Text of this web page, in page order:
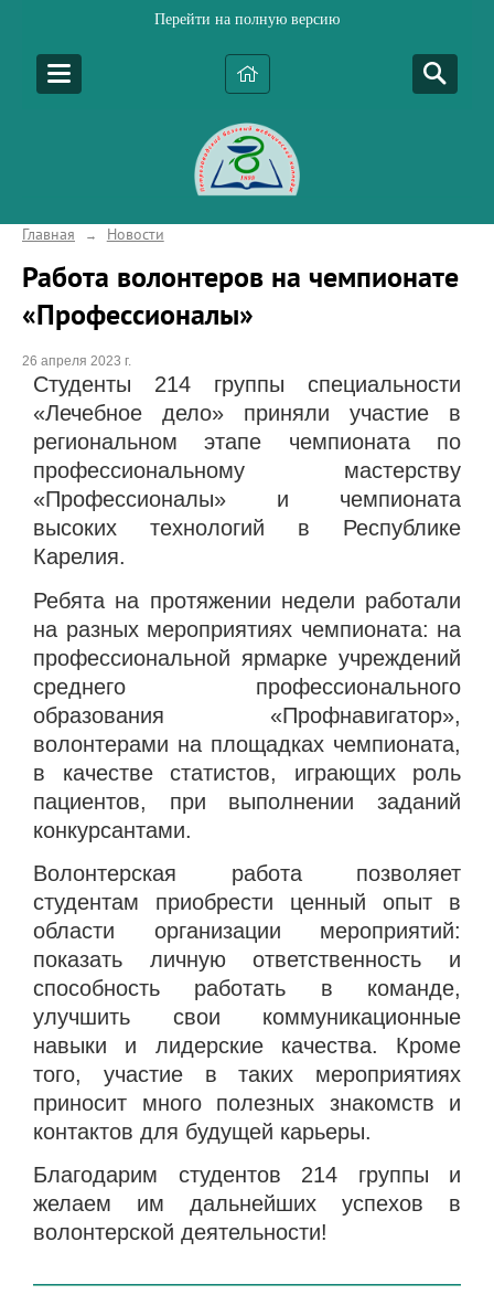
Перейти на полную версию
Главная → Новости
Работа волонтеров на чемпионате
«Профессионалы»
26 апреля 2023 г.
Студенты 214 группы специальности
«Лечебное дело» приняли участие в
региональном этапе чемпионата по
профессиональному мастерству
«Профессионалы» и чемпионата
высоких технологий в Республике
Карелия.
Ребята на протяжении недели работали
на разных мероприятиях чемпионата: на
профессиональной ярмарке учреждений
среднего профессионального
образования «Профнавигатор»,
волонтерами на площадках чемпионата,
в качестве статистов, играющих роль
пациентов, при выполнении заданий
конкурсантами.
Волонтерская работа позволяет
студентам приобрести ценный опыт в
области организации мероприятий:
показать личную ответственность и
способность работать в команде,
улучшить свои коммуникационные
навыки и лидерские качества. Кроме
того, участие в таких мероприятиях
приносит много полезных знакомств и
контактов для будущей карьеры.
Благодарим студентов 214 группы и
желаем им дальнейших успехов в
волонтерской деятельности!